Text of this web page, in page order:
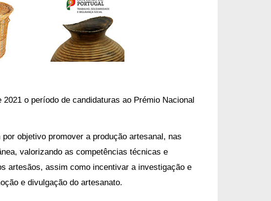
o período de candidaturas ao Prémio Nacional
por objetivo promover a produção artesanal, nas
valorizando as competências técnicas e
artesãos, assim como incentivar a investigação e
e divulgação do artesanato.